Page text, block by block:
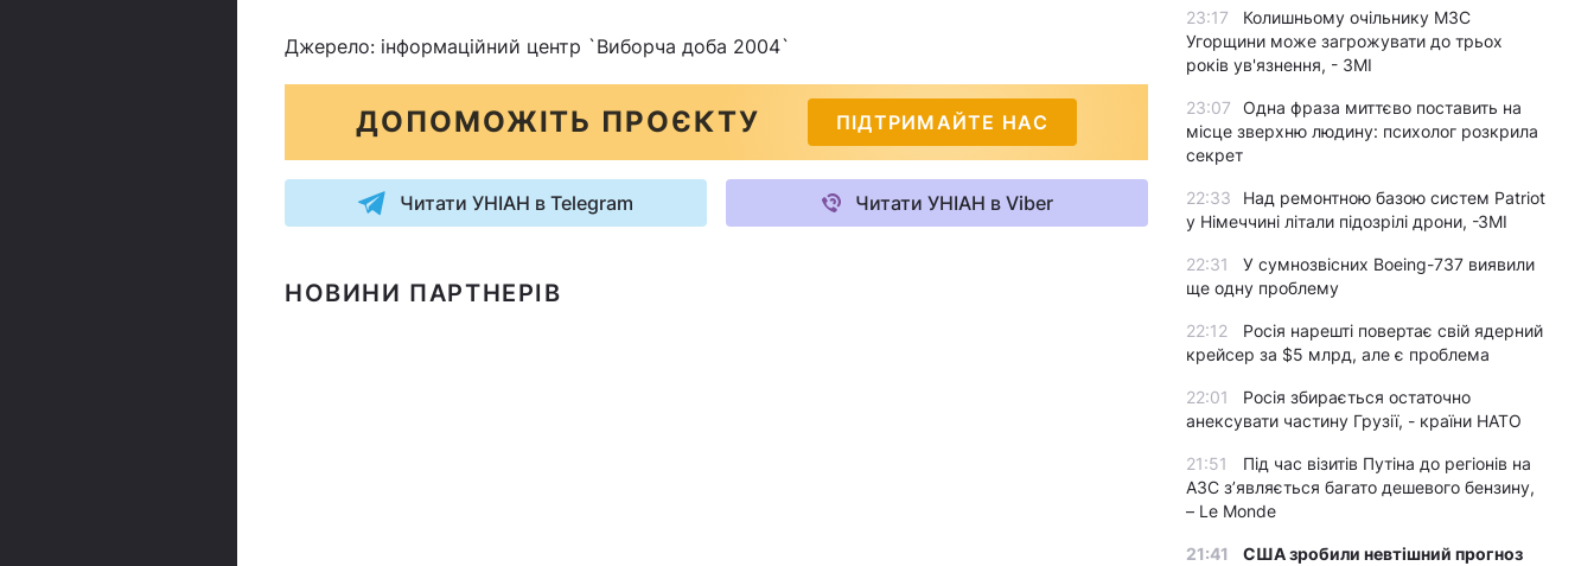
Джерело: інформаційний центр `Виборча доба 2004`
ДОПОМОЖІТЬ ПРОЄКТУ ПІДТРИМАЙТЕ НАС
Читати УНІАН в Telegram Читати УНІАН в Viber
НОВИНИ ПАРТНЕРІВ
23:17
Колишньому очільнику МЗС
Угорщини може загрожувати до трьох
років ув'язнення, - ЗМІ
23:07
Одна фраза миттєво поставить на
місце зверхню людину: психолог розкрила
секрет
22:33
Над ремонтною базою систем Patriot
у Німеччині літали підозрілі дрони, -ЗМІ
22:31
У сумнозвісних Boeing-737 виявили
ще одну проблему
22:12
Росія нарешті повертає свій ядерний
крейсер за $5 млрд, але є проблема
22:01
Росія збирається остаточно
анексувати частину Грузії, - країни НАТО
21:51
Під час візитів Путіна до регіонів на
АЗС з’являється багато дешевого бензину,
– Le Monde
21:41
США зробили невтішний прогноз